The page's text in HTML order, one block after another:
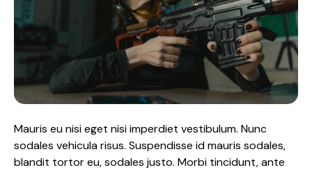
Mauris eu nisi eget nisi imperdiet vestibulum. Nunc
sodales vehicula risus. Suspendisse id mauris sodales,
blandit tortor eu, sodales justo. Morbi tincidunt, ante